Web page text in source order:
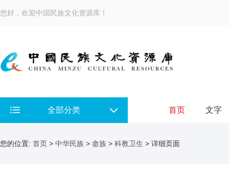
您好，欢迎中国民族文化资源库！
全部分类 首页 文字
您的位置: 首页 > 中华民族 > 畲族 > 科教卫生 > 详细页面